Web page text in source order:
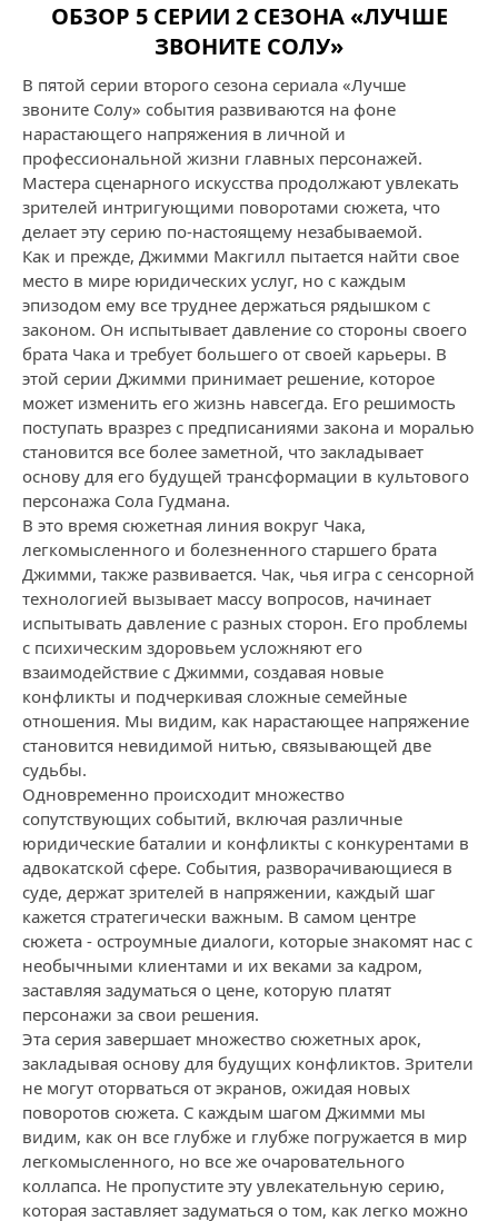
ОБЗОР 5 СЕРИИ 2 СЕЗОНА «ЛУЧШЕ
ЗВОНИТЕ СОЛУ»
В пятой серии второго сезона сериала «Лучше
звоните Солу» события развиваются на фоне
нарастающего напряжения в личной и
профессиональной жизни главных персонажей.
Мастера сценарного искусства продолжают увлекать
зрителей интригующими поворотами сюжета, что
делает эту серию по-настоящему незабываемой.
Как и прежде, Джимми Макгилл пытается найти свое
место в мире юридических услуг, но с каждым
эпизодом ему все труднее держаться рядышком с
законом. Он испытывает давление со стороны своего
брата Чака и требует большего от своей карьеры. В
этой серии Джимми принимает решение, которое
может изменить его жизнь навсегда. Его решимость
поступать вразрез с предписаниями закона и моралью
становится все более заметной, что закладывает
основу для его будущей трансформации в культового
персонажа Сола Гудмана.
В это время сюжетная линия вокруг Чака,
легкомысленного и болезненного старшего брата
Джимми, также развивается. Чак, чья игра с сенсорной
технологией вызывает массу вопросов, начинает
испытывать давление с разных сторон. Его проблемы
с психическим здоровьем усложняют его
взаимодействие с Джимми, создавая новые
конфликты и подчеркивая сложные семейные
отношения. Мы видим, как нарастающее напряжение
становится невидимой нитью, связывающей две
судьбы.
Одновременно происходит множество
сопутствующих событий, включая различные
юридические баталии и конфликты с конкурентами в
адвокатской сфере. События, разворачивающиеся в
суде, держат зрителей в напряжении, каждый шаг
кажется стратегически важным. В самом центре
сюжета - остроумные диалоги, которые знакомят нас с
необычными клиентами и их веками за кадром,
заставляя задуматься о цене, которую платят
персонажи за свои решения.
Эта серия завершает множество сюжетных арок,
закладывая основу для будущих конфликтов. Зрители
не могут оторваться от экранов, ожидая новых
поворотов сюжета. С каждым шагом Джимми мы
видим, как он все глубже и глубже погружается в мир
легкомысленного, но все же очаровательного
коллапса. Не пропустите эту увлекательную серию,
которая заставляет задуматься о том, как легко можно